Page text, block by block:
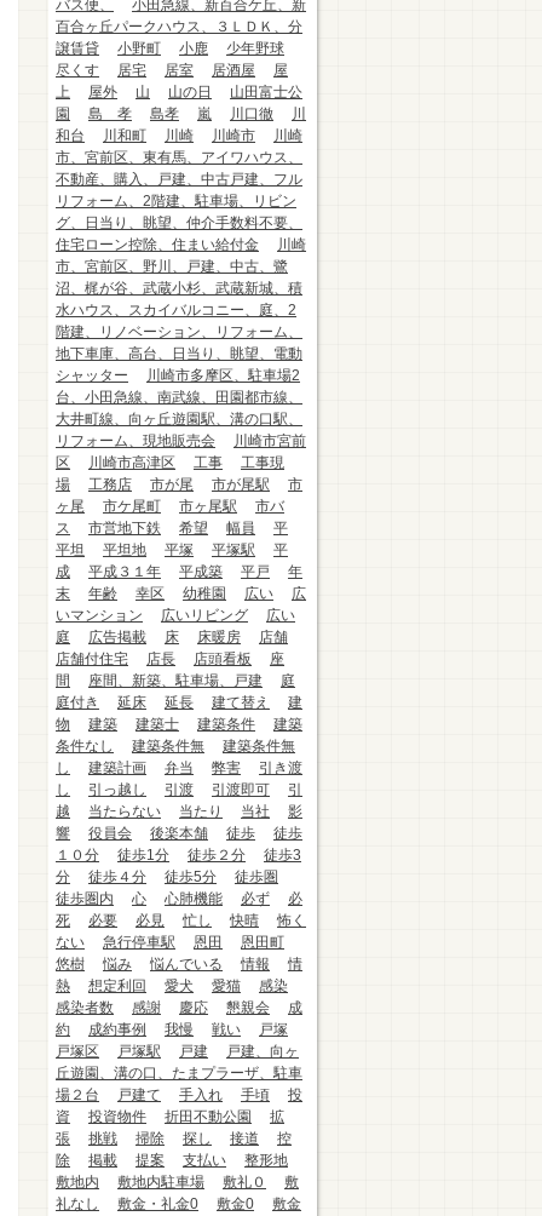
バス便、
小田急線、新百合ケ丘、新
百合ヶ丘パークハウス、３ＬＤＫ、分
譲賃貸
小野町 小鹿
少年野球
尽くす
居宅 居室 居酒屋
屋
上
屋外 山 山の日
山田富士公
園
島 孝 島孝 嵐 川口徹
川
和台
川和町 川崎 川崎市
川崎
市、宮前区、東有馬、アイワハウス、
不動産、購入、戸建、中古戸建、フル
リフォーム、2階建、駐車場、リビン
グ、日当り、眺望、仲介手数料不要、
住宅ローン控除、住まい給付金
川崎
市、宮前区、野川、戸建、中古、鷺
沼、梶が谷、武蔵小杉、武蔵新城、積
水ハウス、スカイバルコニー、庭、2
階建、リノベーション、リフォーム、
地下車庫、高台、日当り、眺望、電動
シャッター
川崎市多摩区、駐車場2
台、小田急線、南武線、田園都市線、
大井町線、向ヶ丘遊園駅、溝の口駅、
リフォーム、現地販売会
川崎市宮前
区
川崎市高津区 工事
工事現
場
工務店 市が尾 市が尾駅
市
ヶ尾
市ケ尾町 市ヶ尾駅
市バ
ス
市営地下鉄 希望 幅員
平
平坦
平坦地 平塚 平塚駅
平
成
平成３１年 平成築 平戸
年
末
年齢 幸区 幼稚園 広い
広
いマンション
広いリビング
広い
庭
広告掲載 床 床暖房
店舗
店舗付住宅
店長 店頭看板
座
間
座間、新築、駐車場、戸建
庭
庭付き
延床 延長 建て替え
建
物
建築 建築士 建築条件
建築
条件なし
建築条件無
建築条件無
し
建築計画 弁当 弊害
引き渡
し
引っ越し 引渡 引渡即可
引
越
当たらない 当たり 当社
影
響
役員会 後楽本舗 徒歩
徒歩
１０分
徒歩1分 徒歩２分
徒歩3
分
徒歩４分 徒歩5分
徒歩圏
徒歩圏内
心 心肺機能 必ず
必
死
必要 必見 忙し 快晴
怖く
ない
急行停車駅 恩田
恩田町
悠樹
悩み 悩んでいる 情報
情
熱
想定利回 愛犬 愛猫
感染
感染者数
感謝 慶応 懇親会
成
約
成約事例 我慢 戦い
戸塚
戸塚区
戸塚駅 戸建
戸建、向ヶ
丘遊園、溝の口、たまプラーザ、駐車
場２台
戸建て 手入れ 手頃
投
資
投資物件 折田不動公園
拡
張
挑戦 掃除 探し 接道
控
除
掲載 提案 支払い
整形地
敷地内
敷地内駐車場 敷礼０
敷
礼なし
敷金・礼金0 敷金0
敷金